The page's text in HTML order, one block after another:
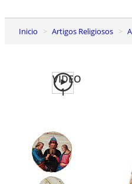
Inicio Artigos Religiosos
VIDEO
1